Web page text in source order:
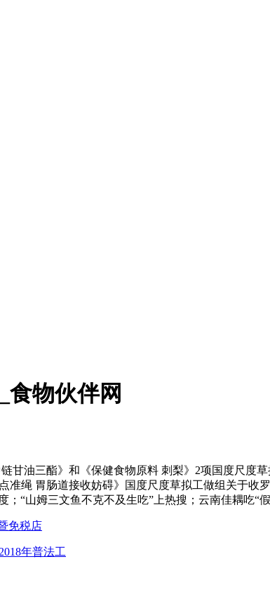
食物伙伴网
油三酯》和《保健食物原料 刺梨》2项国度尺度
准绳 胃肠道接收妨碍》国度尺度草拟工做组关于
“山姆三文鱼不克不及生吃”上热搜；云南佳耦吃“
免税店
年普法工